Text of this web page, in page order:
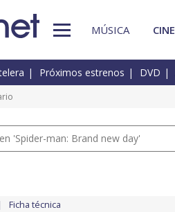
MÚSICA CINE
Próximos estrenos DVD
'Spider-man: Brand new day'
Ficha técnica